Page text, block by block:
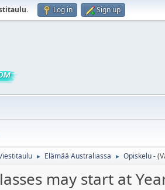
. Log in Sign up
► Elämää Australiassa ► Opiskelu -
may start at